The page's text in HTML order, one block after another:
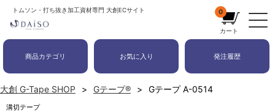
トムソン・打ち抜き加工資材専門 大創ECサイト 0
カート
商品カテゴリ お気に入り 発注履歴
大創 G-Tape SHOP Gテープ® Gテープ A-0514
溝切テープ